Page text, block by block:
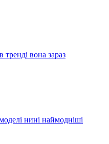
тренді вона зараз
нині наймодніші